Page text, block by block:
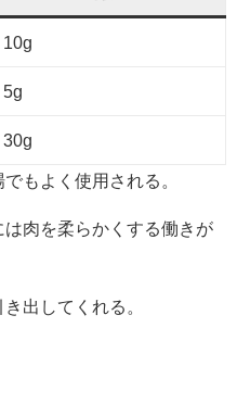
10g
5g
30g
もよく使用される。
肉を柔らかくする働きが
出してくれる。